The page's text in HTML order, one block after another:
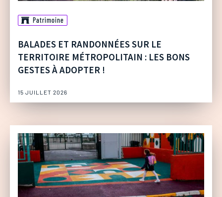
Patrimoine
BALADES ET RANDONNÉES SUR LE
TERRITOIRE MÉTROPOLITAIN : LES BONS
GESTES À ADOPTER !
15 JUILLET 2026